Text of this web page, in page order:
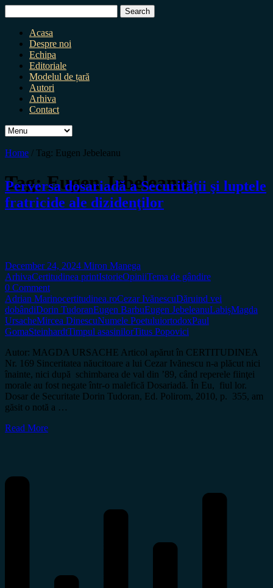
for:
Acasa
Despre noi
Echipa
Editoriale
Modelul de țară
Autori
Arhiva
Contact
Home / Tag: Eugen Jebeleanu
Tag:Eugen Jebeleanu
Perversa dosariadă a Securităţii şi luptele
fratricide ale dizidenţilor
December 24, 2024 Miron Manega
ArhivaCertitudinea printIstorieOpiniiTema de gândire
0 Comment
Adrian Marinocertitudinea.roCezar IvănescuDăruind vei
dobândiDorin TudoranEugen BarbuEugen JebeleanuLabișMagda
UrsacheMircea DinescuNumele PoetuluiortodoxPaul
GomaSteinhardtTimpul asasinilorTitus Popovici
Autor: MAGDA URSACHE Articol apărut în CERTITUDINEA
Nr. 169 Sinceritatea năucitoare a lui Cezar Ivănescu n-a plăcut nici
înainte, nici după schimbarea de val din ’89, când reperele fiinţei
morale au fost negate într-o malefică Dosariadă. În Eu, fiul lor.
Dosar de Securitate Dorin Tudoran, Ed. Polirom, 2010, p. 355, am
găsit o notă a …
Read More